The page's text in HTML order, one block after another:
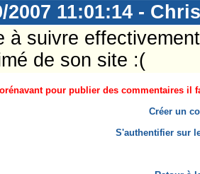
2007 11:01:14 -
à suivre
de son site :(
pour publier des commentaires il
Créer un
S'authentifier sur